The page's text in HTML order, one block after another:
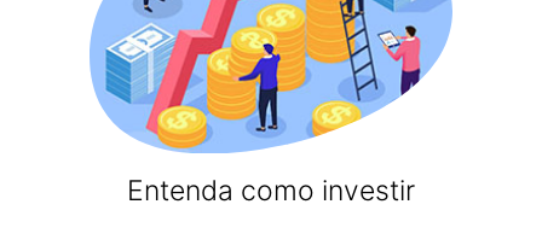
Entenda como investir